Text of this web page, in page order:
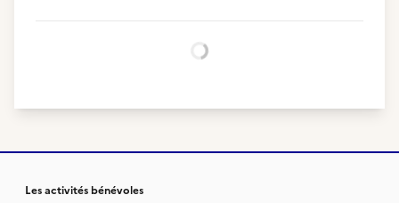
Chargement...
Les activités bénévoles